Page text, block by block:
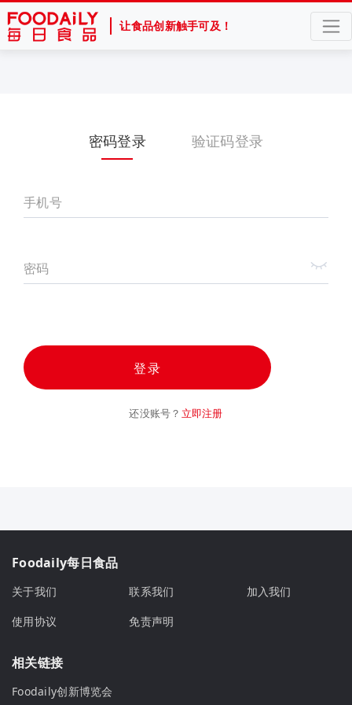
让食品创新触手可及！
密码登录 验证码登录
手机号
密码
登录
还没账号？ 立即注册
Foodaily每日食品
关于我们 联系我们
加入我们
使用协议
免责声明
相关链接
Foodaily创新博览会